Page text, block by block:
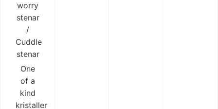
worry
stenar
/
Cuddle
stenar
One
of a
kind
kristaller